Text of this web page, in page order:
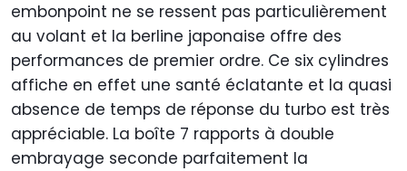
embonpoint ne se ressent pas particulièrement
au volant et la berline japonaise offre des
performances de premier ordre. Ce six cylindres
affiche en effet une santé éclatante et la quasi
absence de temps de réponse du turbo est très
appréciable. La boîte 7 rapports à double
embrayage seconde parfaitement la